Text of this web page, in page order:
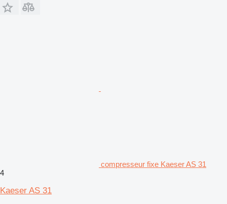
compresseur fixe Kaeser AS 31
4
Kaeser AS 31